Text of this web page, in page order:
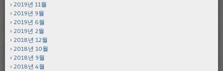
2019년 11월
2019년 9월
2019년 6월
2019년 2월
2018년 12월
2018년 10월
2018년 9월
2018년 4월